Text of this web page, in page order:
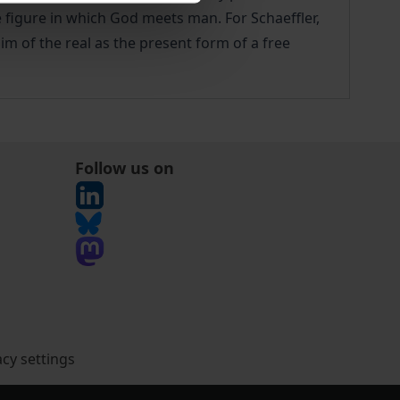
in which God meets man. For Schaeffler,
of the real as the present form of a free
Follow us on
settings